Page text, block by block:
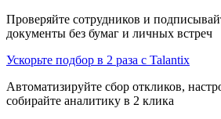
Проверяйте сотрудников и
документы без бумаг и личных встреч
Ускорьте подбор в 2 раза с Talantix
Автоматизируйте сбор откликов,
собирайте аналитику в 2 клика